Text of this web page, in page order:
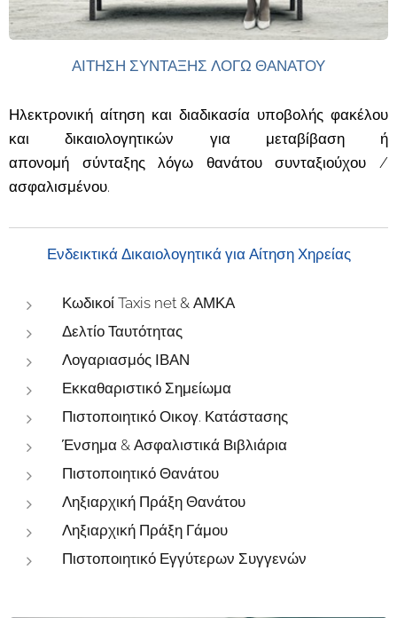
ΑΙΤΗΣΗ ΣΥΝΤΑΞΗΣ ΛΟΓΩ ΘΑΝΑΤΟΥ
Ηλεκτρονική αίτηση και διαδικασία υποβολής φακέλου
και δικαιολογητικών για μεταβίβαση ή
απονομή σύνταξης λόγω θανάτου συνταξιούχου /
ασφαλισμένου.
Ενδεικτικά Δικαιολογητικά για Αίτηση Χηρείας
Κωδικοί Taxis net & ΑΜΚΑ
Δελτίο Ταυτότητας
Λογαριασμός ΙΒΑΝ
Εκκαθαριστικό Σημείωμα
Πιστοποιητικό Οικογ. Κατάστασης
Ένσημα & Ασφαλιστικά Βιβλιάρια
Πιστοποιητικό Θανάτου
Ληξιαρχική Πράξη Θανάτου
Ληξιαρχική Πράξη Γάμου
Πιστοποιητικό Εγγύτερων Συγγενών